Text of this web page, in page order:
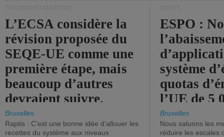
L’ECSA considère la
révision proposée du
SEQE-UE comme une
première étape, mais
beaucoup d’autres
devraient suivre.
Bruxelles
Raptis : C’est une bonne idée d’allouer les
recettes du système aux niveaux
ESPO :
système
quotas
l’UE de 5
tonneaux
brute.
Bruxelles
Nous saluons les
réduire les escales